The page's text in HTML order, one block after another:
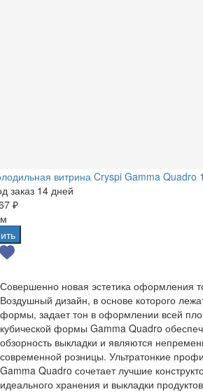
витрина Cryspi Gamma Quadro
заказ 14 дней
₽
Совершенно новая эстетика оформления
Воздушный дизайн, в основе которого
формы, задает тон в оформлении всей
кубической формы Gamma Quadro
обзорность выкладки и являются
современной розницы. Ультратонкие
Gamma Quadro сочетает лучшие
идеального хранения и выкладки